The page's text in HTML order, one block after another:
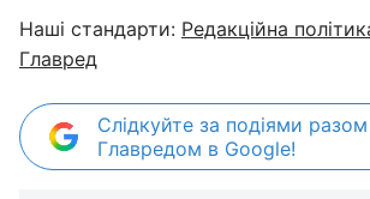
Наші стандарти: Редакційна
Главред
Слідкуйте за подіями
Главредом в Google!